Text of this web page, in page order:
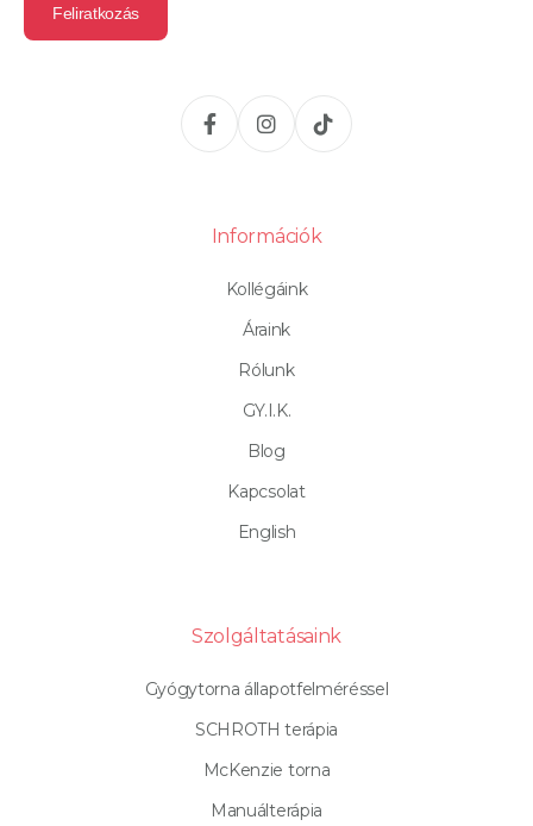
Információk
Kollégáink
Áraink
Rólunk
GY.I.K.
Blog
Kapcsolat
English
Szolgáltatásaink
Gyógytorna állapotfelméréssel
SCHROTH terápia
McKenzie torna
Manuálterápia